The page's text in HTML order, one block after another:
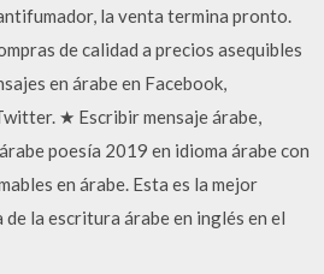
la venta termina pronto.
de calidad a precios asequibles
en árabe en Facebook,
★ Escribir mensaje árabe,
poesía 2019 en idioma árabe con
en árabe. Esta es la mejor
la escritura árabe en inglés en el